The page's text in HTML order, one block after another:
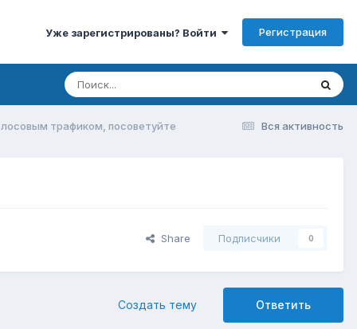
Уже зарегистрированы? Войти Регистрация
Вся активность
трафиком, посоветуйте
Share Подписчики 0
Ответить
Создать тему